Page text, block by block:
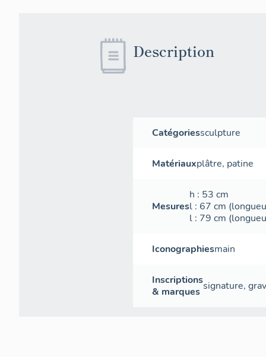
Description
Catégoriessculpture
Matériauxplâtre, patine
Mesures
h : 53 cm
l : 67 cm
l : 79 cm
Iconographiesmain
Inscriptions
& marques signature,